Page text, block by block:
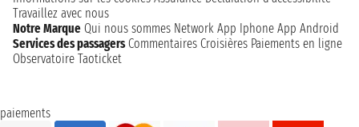
Travaillez avec nous
Notre Marque Qui nous sommes Network App Iphone App Android
Services des passagers Commentaires Croisières Paiements en ligne
Observatoire Taoticket
paiements